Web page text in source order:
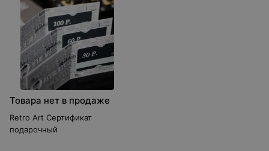
Товара нет в продаже
Retro Art Сертификат
подарочный